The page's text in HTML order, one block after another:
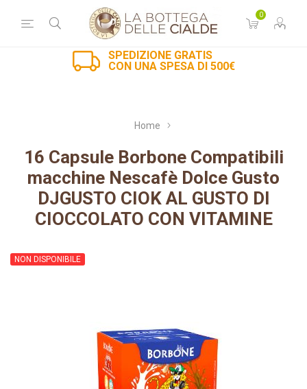
0
SPEDIZIONE GRATIS
CON UNA SPESA DI 500€
Home
16 Capsule Borbone Compatibili
macchine Nescafè Dolce Gusto
DJGUSTO CIOK AL GUSTO DI
CIOCCOLATO CON VITAMINE
NON DISPONIBILE